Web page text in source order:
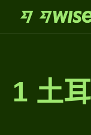
1 土